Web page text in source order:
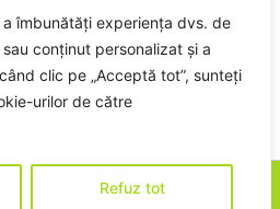
îmbunătăți experiența dvs. de
conținut personalizat și a
clic pe „Acceptă tot”, sunteți
urilor de către
Refuz tot
Politica de cookies
și condiții
drepturile rezervate